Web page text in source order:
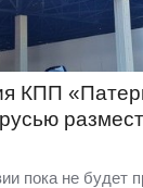
КПП
пока не будет